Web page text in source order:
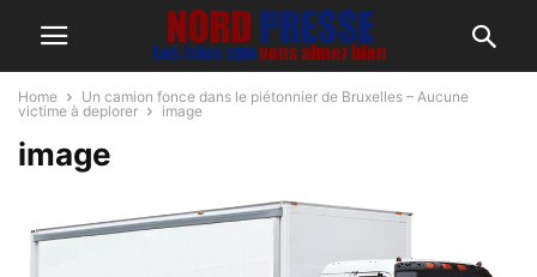
Home
Un camion fonce dans le piétonnier de Bruxelles – Aucune
victime à deplorer
image
image